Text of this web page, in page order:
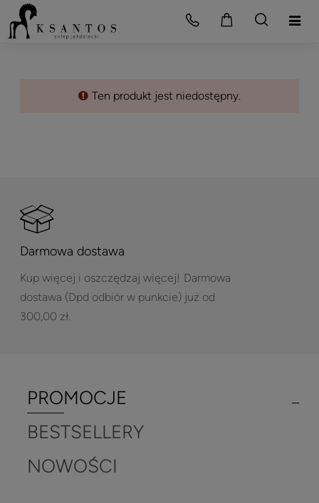
Ten produkt jest niedostępny.
Darmowa dostawa
Kup więcej i oszczędzaj więcej! Darmowa
dostawa (Dpd odbiór w punkcie) już od
300,00 zł.
PROMOCJE
NOWOŚCI
BESTSELLERY